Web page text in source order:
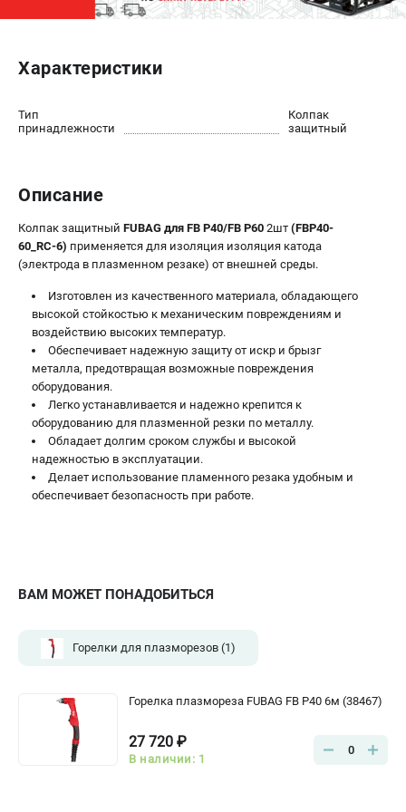
Генераторы бензиновые
Генераторы инверторные
Генераторы сварочные
Как выбрать мотопомпу?
Как выбрать бензопилу?
Как правильно выбрать генератор?
Как выбрать сварочный аппарат?
СВАРОЧНЫЕ АППАРАТЫ
Аппараты контактной сварки
Сварочные полуавтоматы MIG/MAG
Сварочные аппараты TIG
Сварочные материалы
офертой.
Режим работы колл-центра:
вс - выходной
+7 (8112) 59-10-67
zakaz@fubagtorg.ru
ВАМ МОЖЕТ ПОНАДОБИТЬСЯ
Горелки для плазморезов (1)
Горелка плазмореза FUBAG FB P40 6м (38467)
27 720 ₽
В наличии: 1
0
Характеристики
Тип
принадлежности
Колпак
защитный
Описание
Колпак защитный FUBAG для FB P40/FB P60 2шт (FBP40-
60_RC-6) применяется для изоляция изоляция катода
(электрода в плазменном резаке) от внешней среды.
Изготовлен из качественного материала, обладающего
высокой стойкостью к механическим повреждениям и
воздействию высоких температур.
Обеспечивает надежную защиту от искр и брызг
металла, предотвращая возможные повреждения
оборудования.
Легко устанавливается и надежно крепится к
оборудованию для плазменной резки по металлу.
Обладает долгим сроком службы и высокой
надежностью в эксплуатации.
Делает использование пламенного резака удобным и
обеспечивает безопасность при работе.